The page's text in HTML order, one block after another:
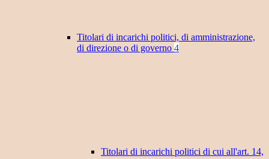
Titolari di incarichi politici, di amministrazione,
di direzione o di governo 4
Titolari di incarichi politici di cui all'art. 14,